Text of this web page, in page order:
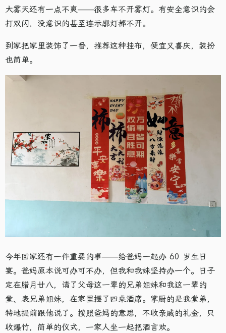
大雾天还有一点不爽——很多车不开雾灯。有安全意识的会
打双闪，没意识的甚至连示廓灯都不开。
到家把家里装饰了一番，推荐这种挂布，便宜又喜庆，装扮
也简单。
今年回家还有一件重要的事——给爸妈一起办 60 岁生日
宴。爸妈原本说可办可不办，但我和我妹坚持办一个。日子
定在腊月廿八，请了父母这一辈的兄弟姐妹和我这一辈的
堂、表兄弟姐妹，在家里摆了四桌酒席。掌厨的是我堂弟，
特地提前跟他说了。按照爸妈的意思，不收亲戚的礼金，只
收爆竹，简单的仪式，一家人坐一起把酒言欢。